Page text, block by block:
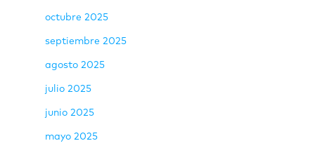
octubre 2025
septiembre 2025
agosto 2025
julio 2025
junio 2025
mayo 2025